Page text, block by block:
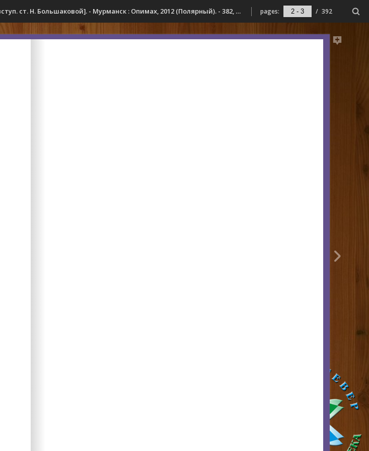
Антология саамской литературы / авт.-сост.: Надежда Большакова, Виктория Бакула ; [вступ. ст. Н. Большаковой]. - Мурманск : Опимах, 2012 (Полярный). - 382, [1] с. : ил., портр. pages: / 392